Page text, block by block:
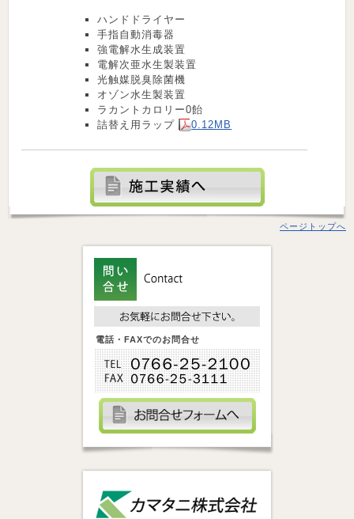
ハンドドライヤー
手指自動消毒器
強電解水生成装置
電解次亜水生製装置
光触媒脱臭除菌機
オゾン水生製装置
ラカントカロリー0飴
詰替え用ラップ
0.12MB
ページトップへ
電話・FAXでのお問合せ